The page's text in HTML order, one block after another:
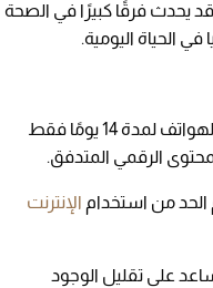
يحدث فرقًا كبيرًا في الصحة
الحياة اليومية.
وأوضحت الدراسة -المنشورة في مجلة PNAS Nexus- أنّ تقليل استخدام الإنترنت عبر الهواتف لمدة 14 يومًا فقط
الرقمي المتدفق.
الإنترنت
على تقليل الوجود